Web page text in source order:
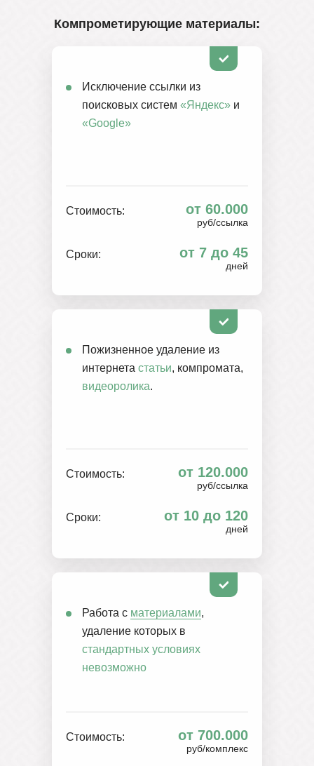
Компрометирующие материалы:
Исключение ссылки из
поисковых систем «Яндекс» и
«Google»
Стоимость: от 60.000
руб/ссылка
Сроки: от 7 до 45
дней
Пожизненное удаление из
интернета статьи, компромата,
видеоролика.
Стоимость: от 120.000
руб/ссылка
Сроки: от 10 до 120
дней
Работа с материалами,
удаление которых в
стандартных условиях
невозможно
Стоимость: от 700.000
руб/комплекс